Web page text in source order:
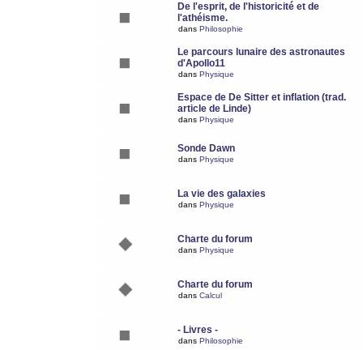
De l'esprit, de l'historicité et de
l'athéisme.
dans Philosophie
Le parcours lunaire des astronautes
d'Apollo11
dans Physique
Espace de De Sitter et inflation (trad.
article de Linde)
dans Physique
Sonde Dawn
dans Physique
La vie des galaxies
dans Physique
Charte du forum
dans Physique
Charte du forum
dans Calcul
- Livres -
dans Philosophie